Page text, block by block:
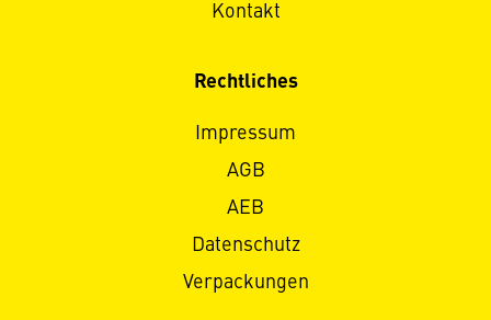
Kontakt
Rechtliches
Impressum
AGB
AEB
Datenschutz
Verpackungen